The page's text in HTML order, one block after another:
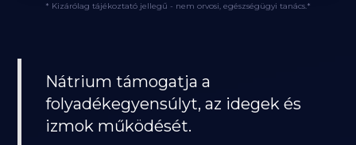
* Kizárólag tájékoztató jellegű - nem orvosi, egészségügyi tanács.*
Nátrium támogatja a
folyadékegyensúlyt, az idegek és
izmok működését.